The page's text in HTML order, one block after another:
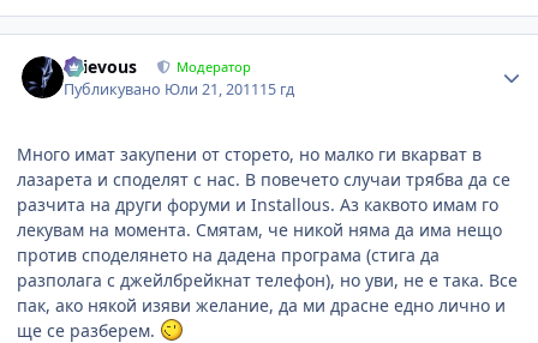
Grievous Модератор
Публикувано Юли 21, 201115 гд
Много имат закупени от сторето, но малко ги вкарват в
лазарета и споделят с нас. В повечето случаи трябва да се
разчита на други форуми и Installous. Аз каквото имам го
лекувам на момента. Смятам, че никой няма да има нещо
против споделянето на дадена програма (стига да
разполага с джейлбрейкнат телефон), но уви, не е така. Все
пак, ако някой изяви желание, да ми драсне едно лично и
ще се разберем.